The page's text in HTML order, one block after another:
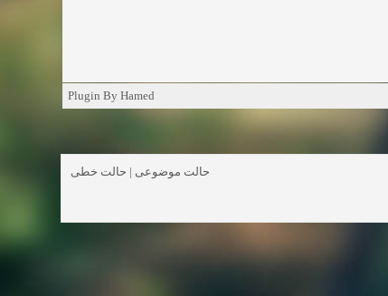
Plugin By Hamed
حالت موضوعی | حالت خطی